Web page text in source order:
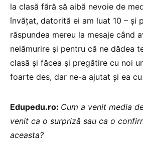
la clasă fără să aibă nevoie de
învățat, datorită ei am luat 10 – și
răspundea mereu la mesaje când
nelămurire și pentru că ne dădea
clasă și făcea și pregătire cu noi
foarte des, dar ne-a ajutat și ea
Edupedu.ro: Cum a venit media
venit ca o surpriză sau ca o
aceasta?